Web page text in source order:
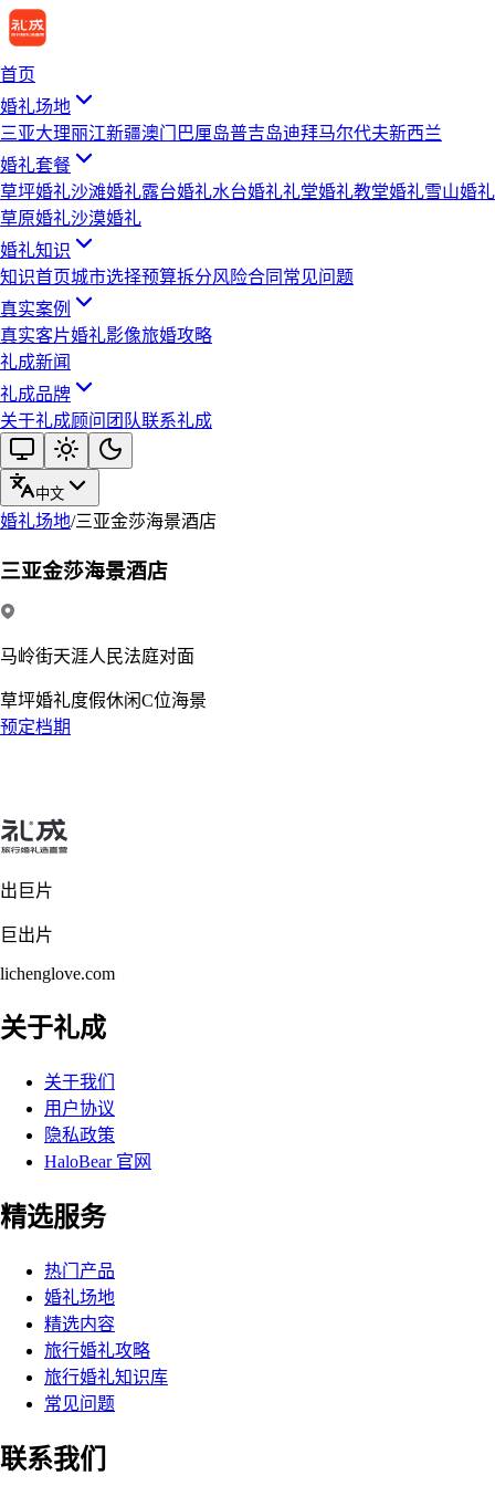
首页
婚礼场地
三亚大理丽江新疆澳门 巴厘岛普吉岛迪拜马尔代夫新西兰
婚礼套餐
草坪婚礼沙滩婚礼露台婚礼水台婚礼礼堂婚礼教堂婚礼雪山婚礼
草原婚礼沙漠婚礼
婚礼知识
知识首页城市选择预算拆分风险合同 常见问题
真实案例
真实客片婚礼影像旅婚攻略
礼成新闻
礼成品牌
关于礼成顾问团队联系礼成
中文
婚礼场地/三亚金莎海景酒店
三亚金莎海景酒店
马岭街天涯人民法庭对面
草坪婚礼度假休闲C位海景
预定档期
出巨片
巨出片
lichenglove.com
关于礼成
关于我们
用户协议
隐私政策
HaloBear 官网
精选服务
热门产品
婚礼场地
精选内容
旅行婚礼攻略
旅行婚礼知识库
常见问题
联系我们